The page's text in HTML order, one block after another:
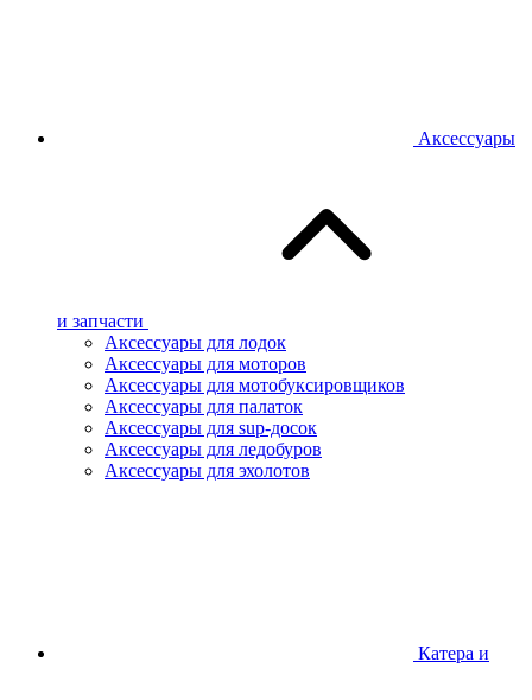
Аксессуары
и запчасти
Аксессуары для лодок
Аксессуары для моторов
Аксессуары для мотобуксировщиков
Аксессуары для палаток
Аксессуары для sup-досок
Аксессуары для ледобуров
Аксессуары для эхолотов
Катера и